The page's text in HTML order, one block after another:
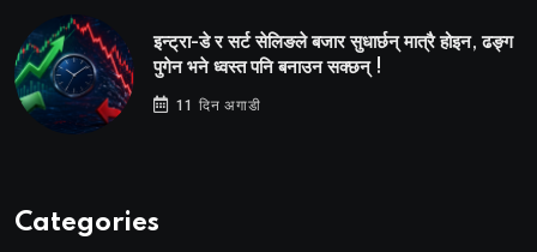
इन्ट्रा-डे र सर्ट सेलिङले बजार सुधार्छन् मात्रै होइन, ढङ्ग
पुगेन भने ध्वस्त पनि बनाउन सक्छन् !
11 दिन अगाडी
Categories